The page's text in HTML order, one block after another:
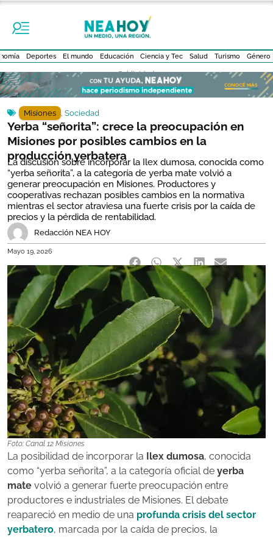
Deportes El mundo Educación Ciencia y Tec Salud Turismo Género
- Publicidad -
Misiones Sociedad
Yerba “señorita”: crece la preocupación en
Misiones por posibles cambios en la
producción yerbatera
La discusión sobre incorporar la Ilex dumosa, conocida como
“yerba señorita”, a la categoría de yerba mate volvió a
generar preocupación en Misiones. Productores y
cooperativas rechazan posibles cambios en la normativa
mientras el sector atraviesa una fuerte crisis por la caída de
precios y la pérdida de rentabilidad.
Redacción NEA HOY
Mayo 19, 2026
Foto: Canal 12 Misiones
La posibilidad de incorporar la Ilex dumosa, conocida
como “yerba señorita”, a la categoría oficial de yerba
mate volvió a generar fuerte preocupación entre
productores e industriales de Misiones. El debate
reapareció en medio de una profunda crisis del sector
yerbatero, marcada por la caída de precios, la